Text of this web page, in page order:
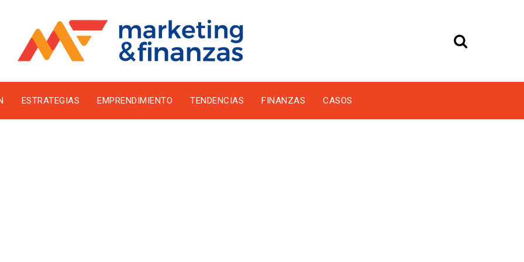
ESTRATEGIAS EMPRENDIMIENTO TENDENCIAS FINANZAS CASOS